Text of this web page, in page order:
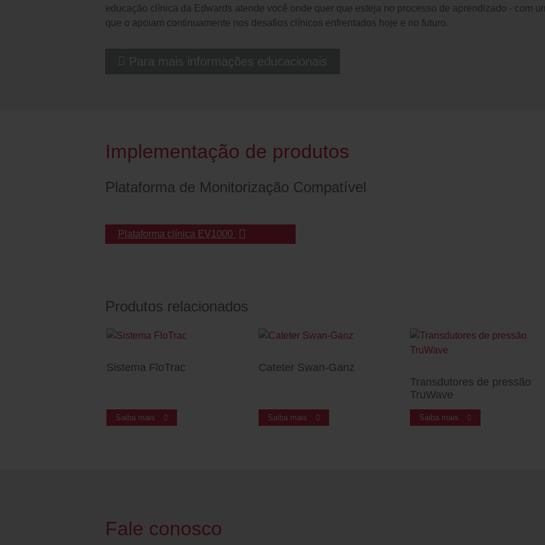
educação clínica da Edwards atende você onde quer que esteja no processo de aprendizado - com
que o apoiam continuamente nos desafios clínicos enfrentados hoje e no futuro.
Para mais informações educacionais
Implementação de produtos
Plataforma de Monitorização Compatível
Plataforma clínica EV1000
Produtos relacionados
Sistema FloTrac
Saiba mais
Cateter Swan-Ganz
Saiba mais
Transdutores de pressão
TruWave
Saiba mais
Fale conosco